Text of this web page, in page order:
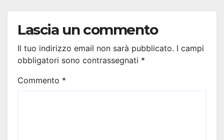
Lascia un commento
Il tuo indirizzo email non sarà pubblicato. I campi
obbligatori sono contrassegnati *
Commento *